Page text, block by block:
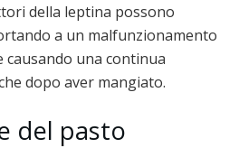
della leptina possono
a un malfunzionamento
causando una continua
dopo aver mangiato.
del pasto